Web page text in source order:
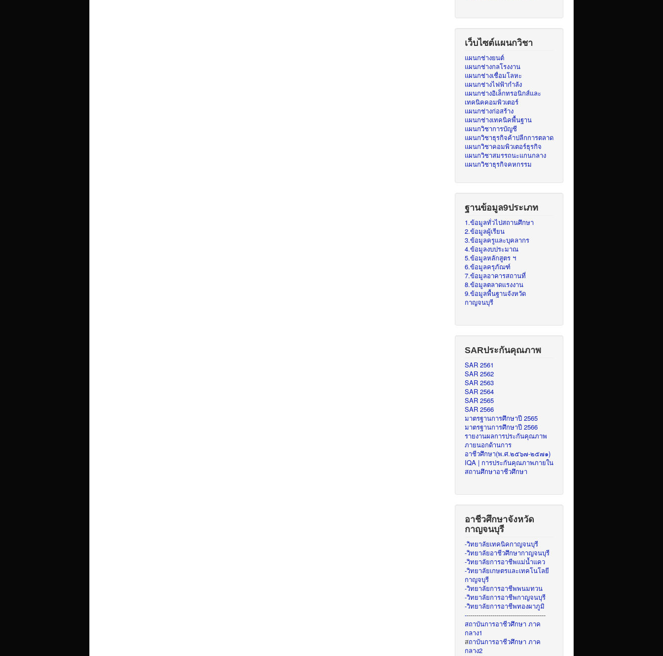
เว็บไซต์แผนกวิชา
แผนกช่างยนต์
แผนกช่างกลโรงงาน
แผนกช่างเชื่อมโลหะ
แผนกช่างไฟฟ้ากำลัง
แผนกช่างอิเล็กทรอนิกส์และ
เทคนิคคอมพิวเตอร์
แผนกช่างก่อสร้าง
แผนกช่างเทคนิคพื้นฐาน
แผนกวิชาการบัญชี
แผนกวิชาธุรกิจค้าปลีกการตลาด
แผนกวิชาคอมพิวเตอร์ธุรกิจ
แผนกวิชาสมรรถนะแกนกลาง
แผนกวิชาธุรกิจคหกรรม
ฐานข้อมูล9ประเภท
1.ข้อมูลทั่วไปสถานศึกษา
2.ข้อมูลผู้เรียน
3.ข้อมูลครูและบุคลากร
4.ข้อมูลงบประมาณ
5.ข้อมูลหลักสูตร ฯ
6.ข้อมูลครุภัณฑ์
7.ข้อมูลอาคารสถานที่
8.ข้อมูลตลาดแรงงาน
9.ข้อมูลพื้นฐานจังหวัด
กาญจนบุรี
SARประกันคุณภาพ
SAR 2561
SAR 2562
SAR 2563
SAR 2564
SAR 2565
SAR 2566
มาตรฐานการศึกษาปี 2565
มาตรฐานการศึกษาปี 2566
รายงานผลการประกันคุณภาพ
ภายนอกด้านการ
อาชีวศึกษา(พ.ศ.๒๕๖๗-๒๕๗๑)
IQA | การประกันคุณภาพภายใน
สถานศึกษาอาชีวศึกษา
อาชีวศึกษาจังหวัด
กาญจนบุรี
-วิทยาลัยเทคนิคกาญจนบุรี
-วิทยาลัยอาชีวศึกษากาญจนบุรี
-วิทยาลัยการอาชีพแม่น้ำแคว
-วิทยาลัยเกษตรและเทคโนโลยี
กาญจบุรี
-วิทยาลัยการอาชีพพนมทวน
-วิทยาลัยการอาชีพกาญจนบุรี
-วิทยาลัยการอาชีพทองผาภูมิ
-----------------------------------------
สถาบันการอาชีวศึกษา ภาค
กลาง1
สถาบันการอาชีวศึกษา ภาค
กลาง2